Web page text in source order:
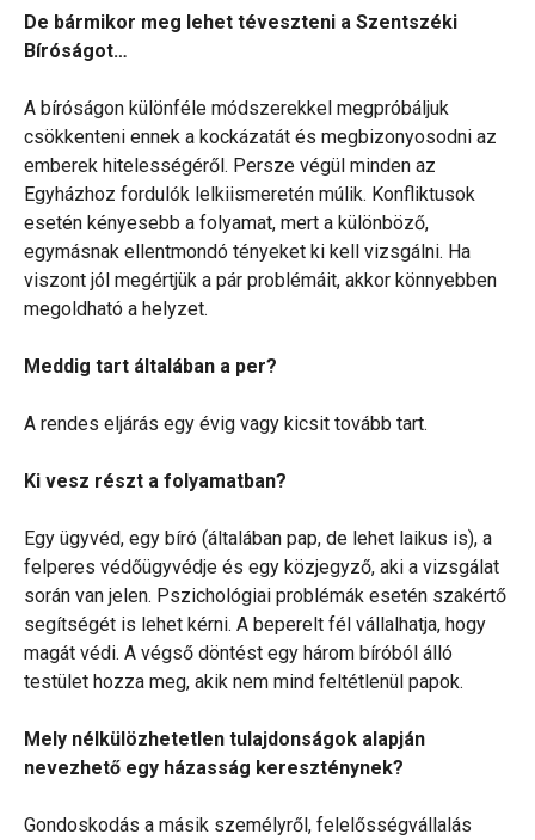
De bármikor meg lehet téveszteni a Szentszéki
Bíróságot…
A bíróságon különféle módszerekkel megpróbáljuk
csökkenteni ennek a kockázatát és megbizonyosodni az
emberek hitelességéről. Persze végül minden az
Egyházhoz fordulók lelkiismeretén múlik. Konfliktusok
esetén kényesebb a folyamat, mert a különböző,
egymásnak ellentmondó tényeket ki kell vizsgálni. Ha
viszont jól megértjük a pár problémáit, akkor könnyebben
megoldható a helyzet.
Meddig tart általában a per?
A rendes eljárás egy évig vagy kicsit tovább tart.
Ki vesz részt a folyamatban?
Egy ügyvéd, egy bíró (általában pap, de lehet laikus is), a
felperes védőügyvédje és egy közjegyző, aki a vizsgálat
során van jelen. Pszichológiai problémák esetén szakértő
segítségét is lehet kérni. A beperelt fél vállalhatja, hogy
magát védi. A végső döntést egy három bíróból álló
testület hozza meg, akik nem mind feltétlenül papok.
Mely nélkülözhetetlen tulajdonságok alapján
nevezhető egy házasság kereszténynek?
Gondoskodás a másik személyről, felelősségvállalás